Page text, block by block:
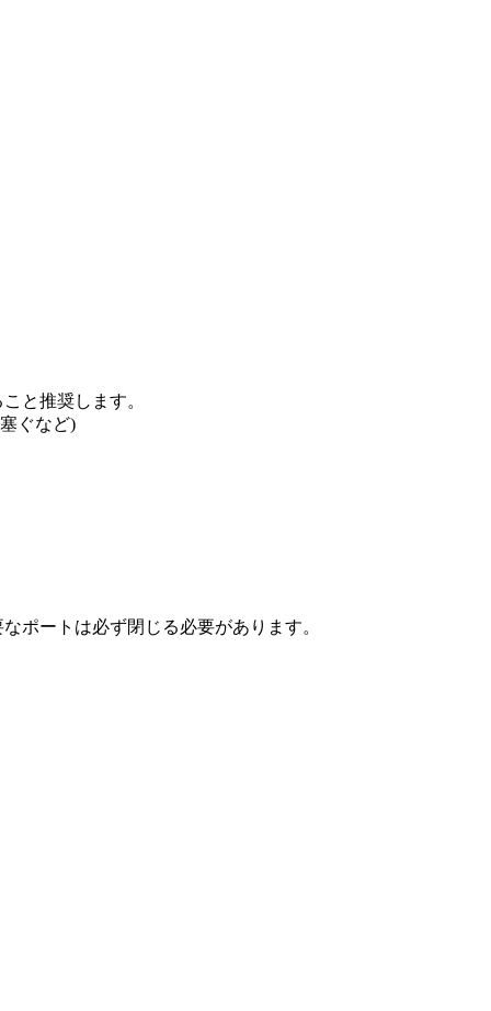
と推奨します。
ぐなど)
ポートは必ず閉じる必要があります。